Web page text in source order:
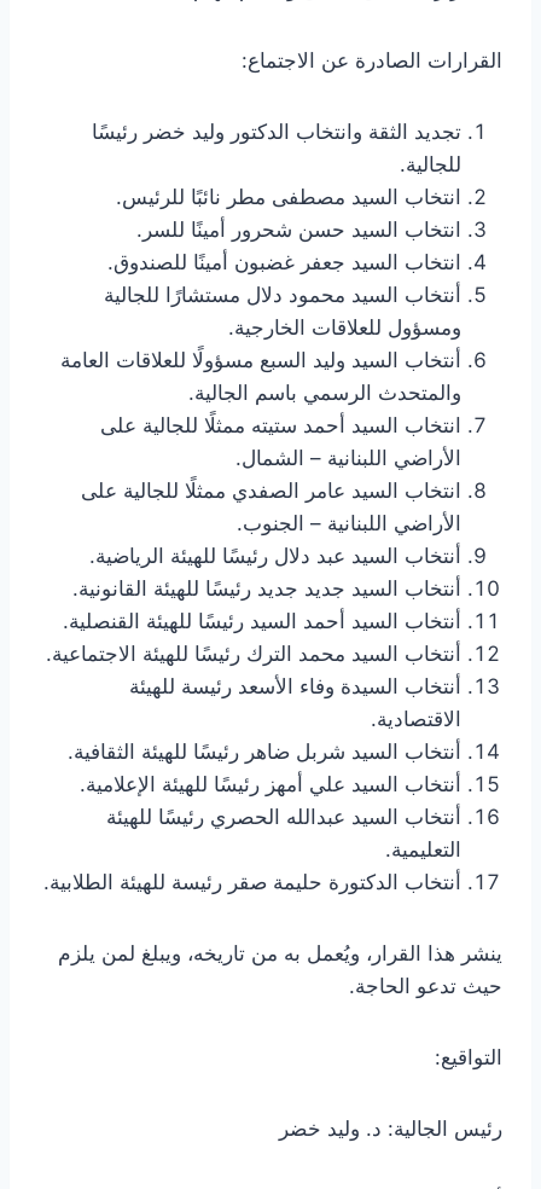
القرارات الصادرة عن الاجتماع:
تجديد الثقة وانتخاب الدكتور وليد خضر رئيسًا
للجالية.
انتخاب السيد مصطفى مطر نائبًا للرئيس.
انتخاب السيد حسن شحرور أمينًا للسر.
انتخاب السيد جعفر غضبون أمينًا للصندوق.
أنتخاب السيد محمود دلال مستشارًا للجالية
ومسؤول للعلاقات الخارجية.
أنتخاب السيد وليد السبع مسؤولًا للعلاقات العامة
والمتحدث الرسمي باسم الجالية.
انتخاب السيد أحمد ستيته ممثلًا للجالية على
الأراضي اللبنانية – الشمال.
انتخاب السيد عامر الصفدي ممثلًا للجالية على
الأراضي اللبنانية – الجنوب.
أنتخاب السيد عبد دلال رئيسًا للهيئة الرياضية.
أنتخاب السيد جديد جديد رئيسًا للهيئة القانونية.
أنتخاب السيد أحمد السيد رئيسًا للهيئة القنصلية.
أنتخاب السيد محمد الترك رئيسًا للهيئة الاجتماعية.
أنتخاب السيدة وفاء الأسعد رئيسة للهيئة
الاقتصادية.
أنتخاب السيد شربل ضاهر رئيسًا للهيئة الثقافية.
أنتخاب السيد علي أمهز رئيسًا للهيئة الإعلامية.
أنتخاب السيد عبدالله الحصري رئيسًا للهيئة
التعليمية.
أنتخاب الدكتورة حليمة صقر رئيسة للهيئة الطلابية.
ينشر هذا القرار، ويُعمل به من تاريخه، ويبلغ لمن يلزم
حيث تدعو الحاجة.
التواقيع:
رئيس الجالية: د. وليد خضر